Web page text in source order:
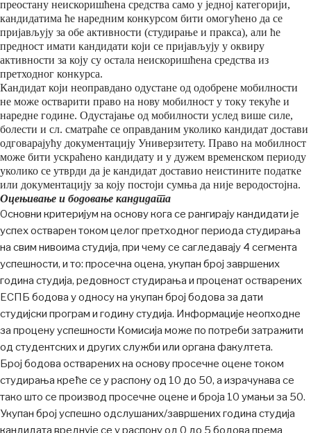
преостану неискоришћена средства само у једној категорији,
кандидатима ће наредним конкурсом бити омогућено да се
пријављују за обе активности (студирање и пракса), али ће
предност имати кандидати који се пријављују у оквиру
активности за коју су остала неискоришћена средства из
претходног конкурса.
Кандидат који неоправдано одустaне од одобрене мобилности
не може остварити право на нову мобилност у току текуће и
наредне године. Одустајање од мобилности услед више силе,
болести и сл. сматраће се оправданим уколико кандидат достави
одговарајућу документацију Универзитету. Право на мобилност
може бити ускраћено кандидату и у дужем временском периоду
уколико се утврди да је кандидат доставио неистините податке
или документацију за коју постоји сумња да није веродостојна.
Оцењивање и бодовање кандидата
Основни критеријум на основу кога се рангирају кандидати је
успех остварен током целог претходног периода студирања
на свим нивоима студија, при чему се сагледавају 4 сегмента
успешности, и то: просечна оцена, укупан број завршених
година студија, редовност студирања и проценат остварених
ЕСПБ бодова у односу на укупан број бодова за дати
студијски програм и годину студија. Информације неопходне
за процену успешности Комисија може по потреби затражити
од студентских и других служби или органа факултета.
Број бодова остварених на основу просечне оцене током
студирања креће се у распону од 10 до 50, а израчунава се
тако што се производ просечне оцене и броја 10 умањи за 50.
Укупан број успешно одслушаних/завршених година студија
кандидата вреднује се у распону од 0 до 5 бодова према